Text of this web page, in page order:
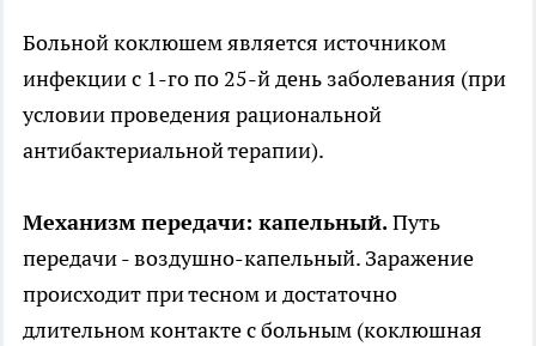
Больной коклюшем является источником
инфекции с 1-го по 25-й день заболевания (при
условии проведения рациональной
антибактериальной терапии).
Механизм передачи: капельный.Путь
передачи - воздушно-капельный. Заражение
происходит при тесном и достаточно
длительном контакте с больным (коклюшная